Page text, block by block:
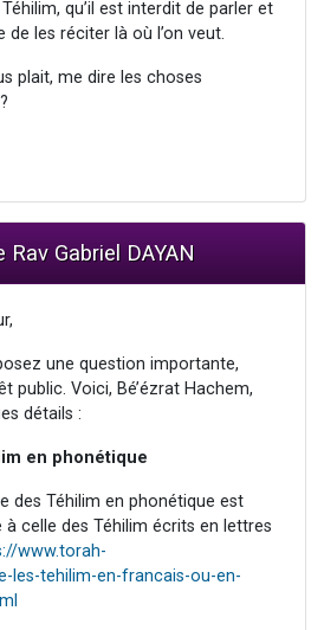
qu’il est interdit de parler et
de les réciter là où l’on veut.
plait, me dire les choses
Gabriel DAYAN
une question importante,
public. Voici, Bé’ézrat Hachem,
détails :
en phonétique
des Téhilim en phonétique est
celle des Téhilim écrits en lettres
www.torah-
les-tehilim-en-francais-ou-en-